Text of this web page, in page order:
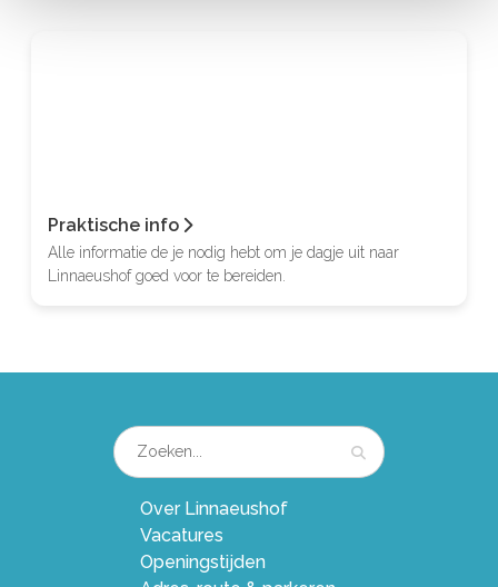
Praktische info
Alle informatie de je nodig hebt om je dagje uit naar
Linnaeushof goed voor te bereiden.
Over Linnaeushof
Vacatures
Openingstijden